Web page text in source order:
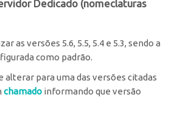
Dedicado (nomeclaturas
as versões 5.6, 5.5, 5.4 e 5.3, sendo a
como padrão.
alterar para uma das versões citadas
chamado informando que versão